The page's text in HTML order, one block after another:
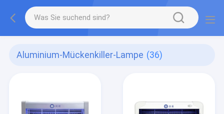
Aluminium-Mückenkiller-Lampe (36)